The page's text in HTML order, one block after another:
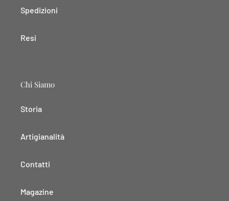
Spedizioni
Resi
Chi Siamo
Storia
Artigianalità
Contatti
Magazine